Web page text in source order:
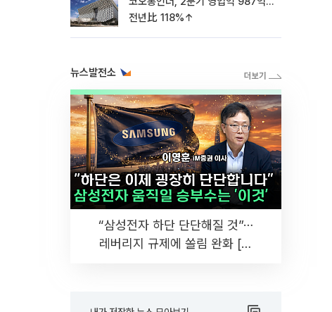
전년比 118%↑
뉴스발전소
“삼성전자 하단 단단해질 것”⋯
레버리지 규제에 쏠림 완화 [찐